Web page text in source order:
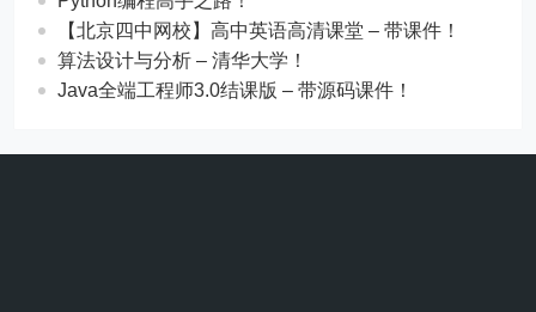
【北京四中网校】高中英语高清课堂 – 带课件！
算法设计与分析 – 清华大学！
Java全端工程师3.0结课版 – 带源码课件！